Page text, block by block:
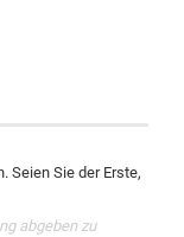
Seien Sie der Erste,
abgeben zu